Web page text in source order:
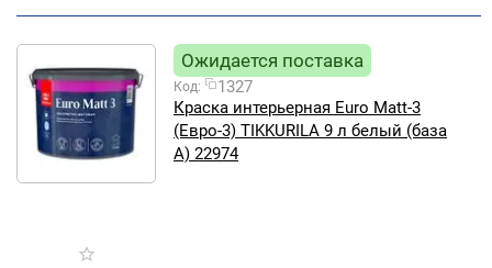
Ожидается поставка
Код:
1327
Краска интерьерная Euro Matt-3
(Евро-3) TIKKURILA 9 л белый (база
А) 22974